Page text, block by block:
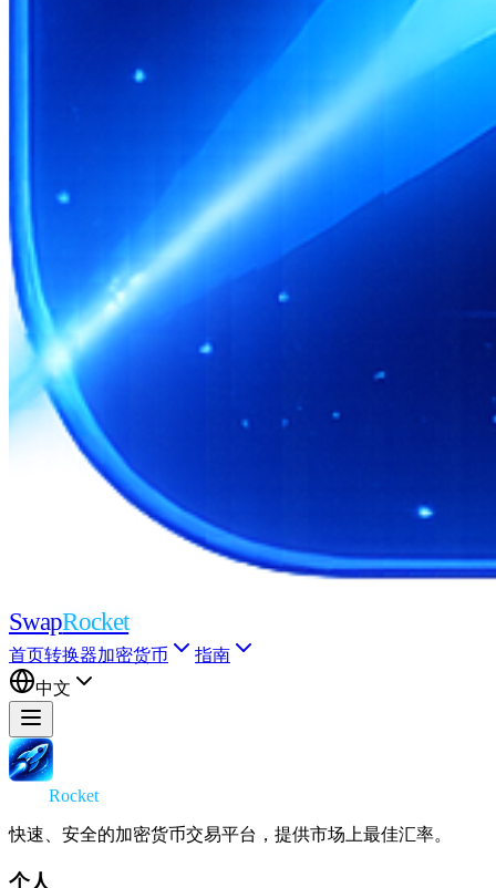
SwapRocket
首页转换器加密货币
指南
中文
Rocket
快速、安全的加密货币交易平台，提供市场上最佳汇率。
个人